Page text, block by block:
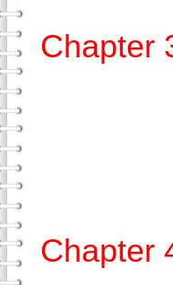
Chapter
Chapter